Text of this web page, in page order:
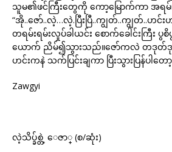
သူမ၏ဖင်ကြီးတွေကို ကော့မြောက်ကာ အရ
“အို..ဇော်..လဲ့…လဲ့.ပြီးပြီ..ကျွတ်..ကျွတ်..ဟင်
တရမ်းရမ်းလှုပ်ခါယင်း စောက်ခေါင်းကြီး
ယောက် ညိမ်၍သွားသည်။ဇော်ကလဲ တဒုတ်ဒု
ဟင်းကနဲ သက်ပြင်းချကာ ပြီးသွားပြန်ပါတော့
Zawgyi
လဲ့သိပ္ခ်စ္တဲ့ ေဇာ္ (စ/ဆုံး)